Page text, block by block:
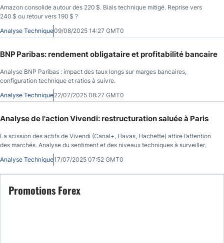
Amazon consolide autour des 220 $. Biais technique mitigé. Reprise vers
240 $ ou retour vers 190 $ ?
Analyse Technique09/08/2025 14:27 GMT0
BNP Paribas: rendement obligataire et profitabilité bancaire
Analyse BNP Paribas : impact des taux longs sur marges bancaires,
configuration technique et ratios à suivre.
Analyse Technique22/07/2025 08:27 GMT0
Analyse de l'action Vivendi: restructuration saluée à Paris
La scission des actifs de Vivendi (Canal+, Havas, Hachette) attire l’attention
des marchés. Analyse du sentiment et des niveaux techniques à surveiller.
Analyse Technique17/07/2025 07:52 GMT0
Promotions Forex